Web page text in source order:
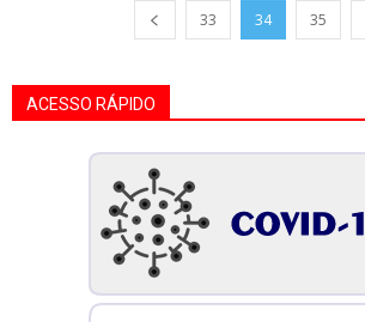
33 34 35
ACESSO RÁPIDO